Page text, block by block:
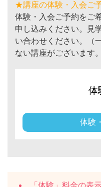
★講座の体験・入会ご
体験・入会ご予約をご
申し込みください。見
い合わせください。（
ない講座がございます。
体
体験
「体験」料金の表